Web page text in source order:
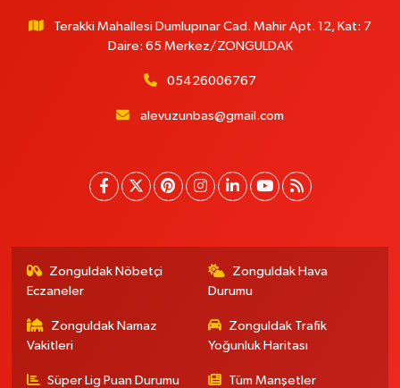
Terakki Mahallesi Dumlupınar Cad. Mahir Apt. 12, Kat: 7
Daire: 65 Merkez/ZONGULDAK
05426006767
alevuzunbas@gmail.com
Zonguldak Nöbetçi
Eczaneler
Zonguldak Hava
Durumu
Zonguldak Namaz
Vakitleri
Zonguldak Trafik
Yoğunluk Haritası
Süper Lig Puan Durumu
Tüm Manşetler